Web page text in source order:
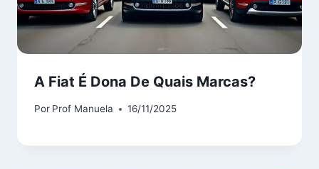
A Fiat É Dona De Quais Marcas?
Por Prof Manuela 16/11/2025